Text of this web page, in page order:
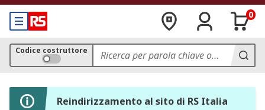
0
Codice costruttore
Reindirizzamento al sito di RS Italia